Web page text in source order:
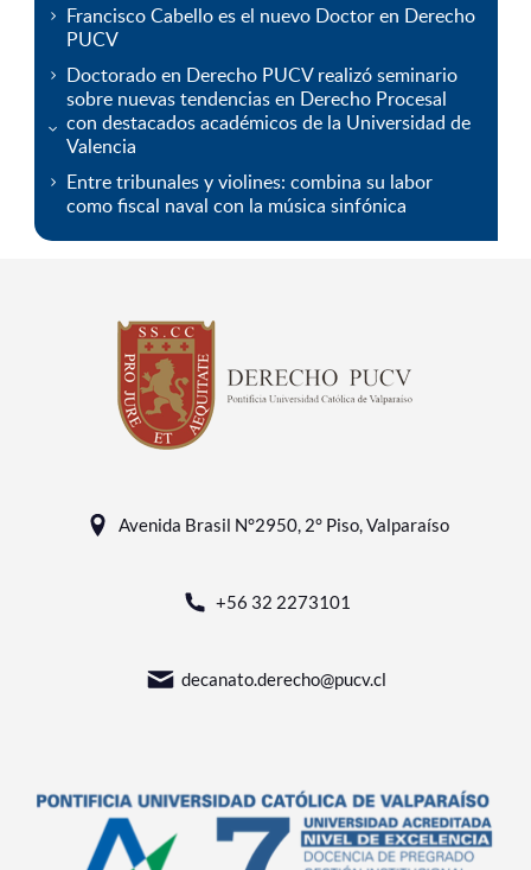
Francisco Cabello es el nuevo Doctor en Derecho
PUCV
Doctorado en Derecho PUCV realizó seminario
sobre nuevas tendencias en Derecho Procesal
con destacados académicos de la Universidad de
Valencia
Entre tribunales y violines: combina su labor
como fiscal naval con la música sinfónica
Avenida Brasil N°2950, 2° Piso, Valparaíso
+56 32 2273101
decanato.derecho@pucv.cl